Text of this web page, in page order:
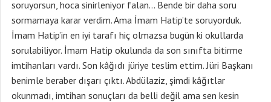
soruyorsun, hoca sinirleniyor falan… Bende bir daha soru
sormamaya karar verdim. Ama İmam Hatip’te soruyorduk.
İmam Hatip’in en iyi tarafı hiç olmazsa bugün ki okullarda
sorulabiliyor. İmam Hatip okulunda da son sınıfta bitirme
imtihanları vardı. Son kâğıdı jüriye teslim ettim. Jüri Başkanı
benimle beraber dışarı çıktı. Abdülaziz, şimdi kâğıtlar
okunmadı, imtihan sonuçları da belli değil ama sen kesin